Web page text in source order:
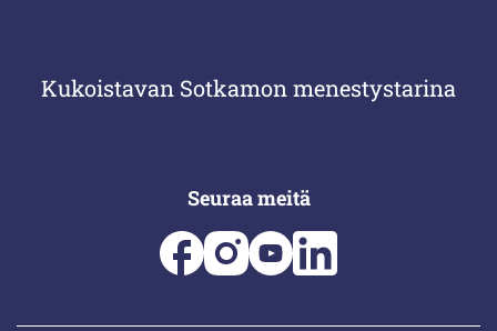
Kukoistavan Sotkamon menestystarina
Seuraa meitä